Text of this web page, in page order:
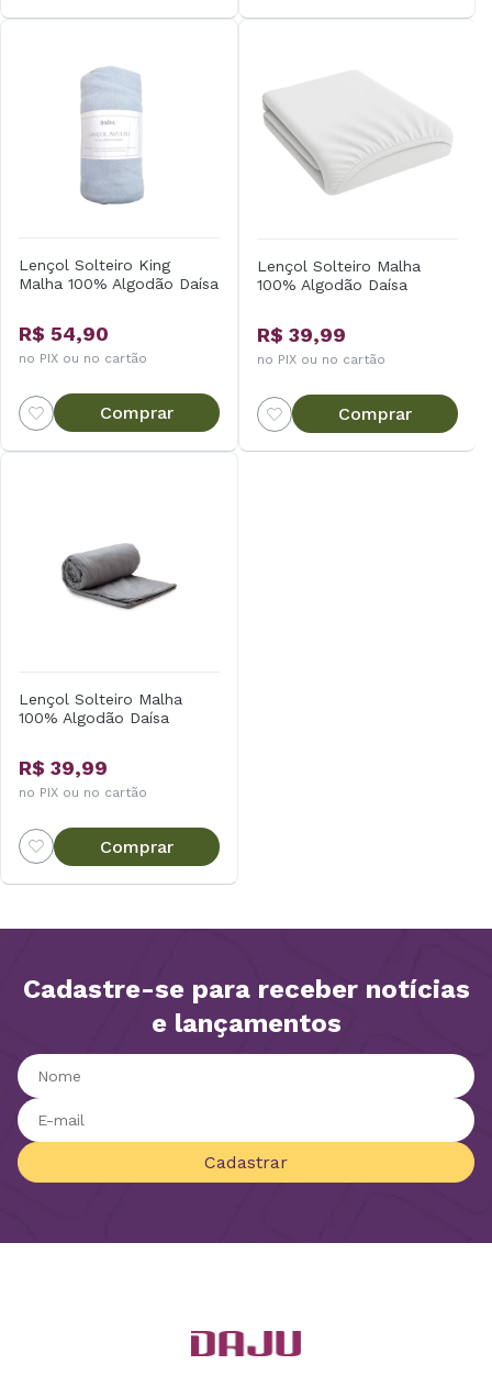
Lençol Solteiro King
Malha 100% Algodão Daísa
R$ 54,90
no PIX ou no cartão
Comprar
Lençol Solteiro Malha
100% Algodão Daísa
R$ 39,99
no PIX ou no cartão
Comprar
Lençol Solteiro Malha
100% Algodão Daísa
R$ 39,99
no PIX ou no cartão
Comprar
Cadastre-se para receber notícias
e lançamentos
Cadastrar